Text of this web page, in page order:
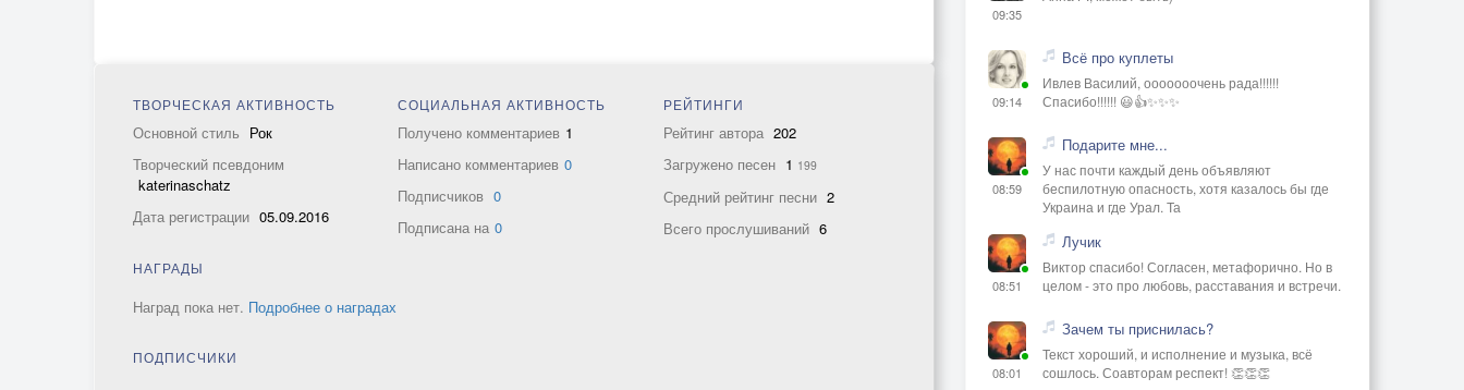
ТВОРЧЕСКАЯ АКТИВНОСТЬ
Основной стиль Рок
Творческий псевдоним
katerinaschatz
Дата регистрации 05.09.2016
СОЦИАЛЬНАЯ АКТИВНОСТЬ
Получено комментариев 1
Написано комментариев 0
Подписчиков 0
Подписана на 0
РЕЙТИНГИ
Рейтинг автора 202
Загружено песен 1 199
Средний рейтинг песни 2
Всего прослушиваний 6
НАГРАДЫ
Наград пока нет. Подробнее о наградах
ПОДПИСЧИКИ
09:35
09:14
Всё про куплеты
Ивлев Василий, ооооооочень рада!!!!!!
Спасибо!!!!!! 😃👍✨✨✨
08:59
Подарите мне...
У нас почти каждый день объявляют
беспилотную опасность, хотя казалось бы где
Украина и где Урал. Та
08:51
Лучик
Виктор спасибо! Согласен, метафорично. Но в
целом - это про любовь, расставания и встречи.
08:01
Зачем ты приснилась?
Текст хороший, и исполнение и музыка, всё
сошлось. Соавторам респект! 👏👏👏